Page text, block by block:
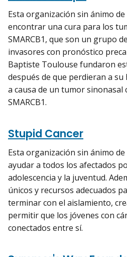
Esta organización sin ánimo de
encontrar una cura para los
SMARCB1, que son un grupo
invasores con pronóstico
Baptiste Toulouse fundaron
después de que perdieran a su
a causa de un tumor sinonasal
SMARCB1.
Stupid Cancer
Esta organización sin ánimo
ayudar a todos los afectados
adolescencia y la juventud.
únicos y recursos adecuados
terminar con el aislamiento,
permitir que los jóvenes con
conectados entre sí.